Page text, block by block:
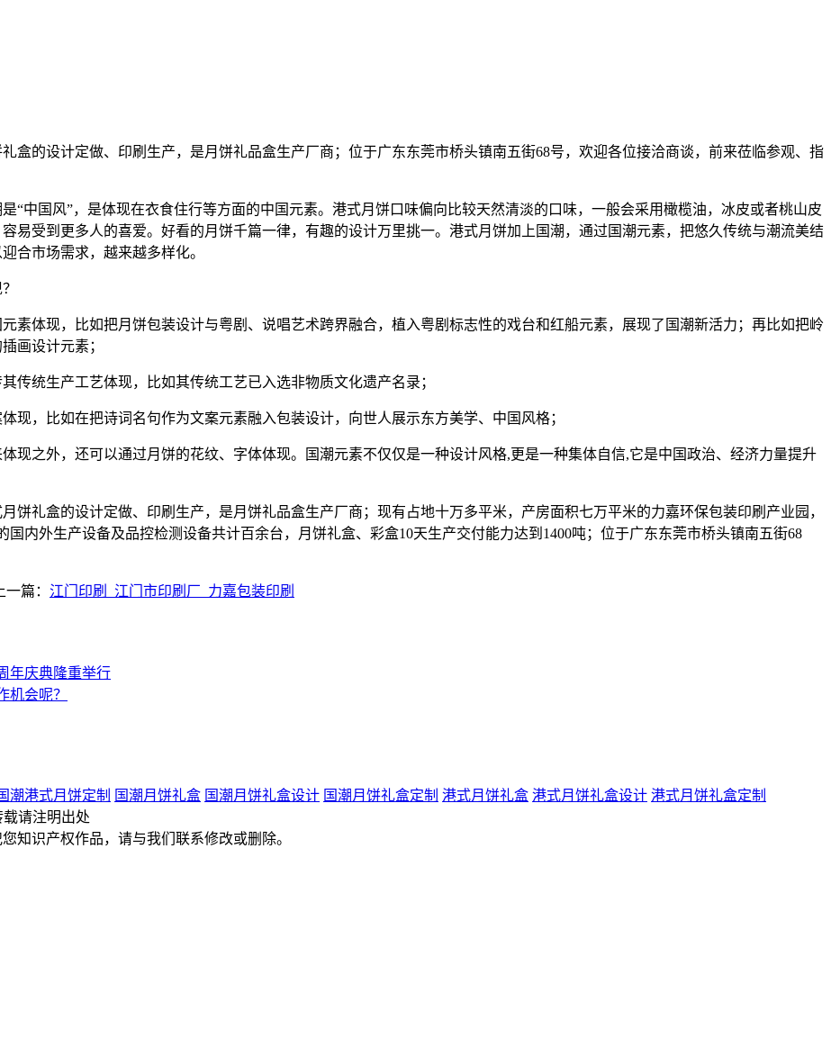
盒的设计定做、印刷生产，是月饼礼品盒生产厂商；位于广东东莞市桥头镇南五街68号，欢迎各位接洽商谈，前来莅临参观、指
“中国风”，是体现在衣食住行等方面的中国元素。港式月饼口味偏向比较天然清淡的口味，一般会采用橄榄油，冰皮或者桃山皮
易受到更多人的喜爱。好看的月饼千篇一律，有趣的设计万里挑一。港式月饼加上国潮，通过国潮元素，把悠久传统与潮流美结
合市场需求，越来越多样化。
素体现，比如把月饼包装设计与粤剧、说唱艺术跨界融合，植入粤剧标志性的戏台和红船元素，展现了国潮新活力；再比如把岭
画设计元素；
传统生产工艺体现，比如其传统工艺已入选非物质文化遗产名录；
现，比如在把诗词名句作为文案元素融入包装设计，向世人展示东方美学、中国风格；
现之外，还可以通过月饼的花纹、字体体现。国潮元素不仅仅是一种设计风格,更是一种集体自信,它是中国政治、经济力量提升
饼礼盒的设计定做、印刷生产，是月饼礼品盒生产厂商；现有占地十万多平米，产房面积七万平米的力嘉环保包装印刷产业园，
内外生产设备及品控检测设备共计百余台，月饼礼盒、彩盒10天生产交付能力达到1400吨；位于广东东莞市桥头镇南五街68
一篇： 江门印刷_江门市印刷厂_力嘉包装印刷
年庆典隆重举行
机会呢？
潮港式月饼定制 国潮月饼礼盒 国潮月饼礼盒设计 国潮月饼礼盒定制 港式月饼礼盒 港式月饼礼盒设计 港式月饼礼盒定制
载请注明出处
知识产权作品，请与我们联系修改或删除。